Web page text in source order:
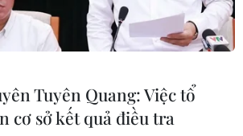
Tuyên Quang: Việc tổ
cơ sở kết quả điều tra